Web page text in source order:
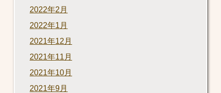
2022年2月
2022年1月
2021年12月
2021年11月
2021年10月
2021年9月